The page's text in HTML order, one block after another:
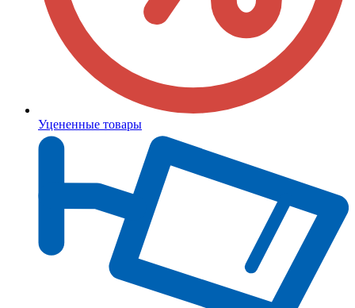
Уцененные товары